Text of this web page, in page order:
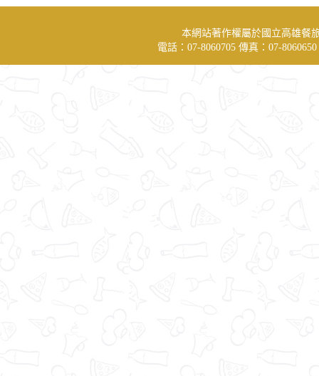
本網站著作權屬於國立高雄餐
電話：07-8060705 傳真：07-